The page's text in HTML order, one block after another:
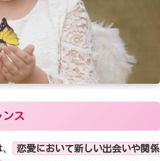
ンス
恋愛において新しい出会いや関係